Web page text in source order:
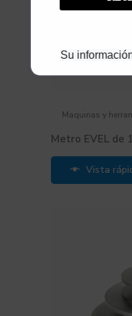
Maquinas y
Metro EVEL de
Vista
Su